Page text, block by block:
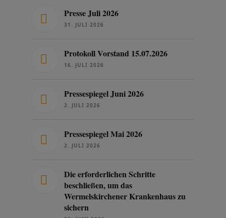
Presse Juli 2026
31. JULI 2026
Protokoll Vorstand 15.07.2026
16. JULI 2026
Pressespiegel Juni 2026
2. JULI 2026
Pressespiegel Mai 2026
2. JULI 2026
Die erforderlichen Schritte
beschließen, um das
Wermelskirchener Krankenhaus zu
sichern